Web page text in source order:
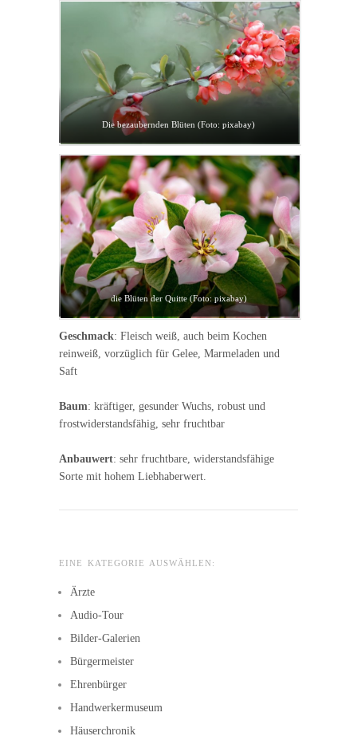
Die bezaubernden Blüten (Foto: pixabay)
die Blüten der Quitte (Foto: pixabay)
Geschmack: Fleisch weiß, auch beim Kochen
reinweiß, vorzüglich für Gelee, Marmeladen und
Saft
Baum: kräftiger, gesunder Wuchs, robust und
frostwiderstandsfähig, sehr fruchtbar
Anbauwert: sehr fruchtbare, widerstandsfähige
Sorte mit hohem Liebhaberwert.
EINE KATEGORIE AUSWÄHLEN:
Ärzte
Audio-Tour
Bilder-Galerien
Bürgermeister
Ehrenbürger
Handwerkermuseum
Häuserchronik